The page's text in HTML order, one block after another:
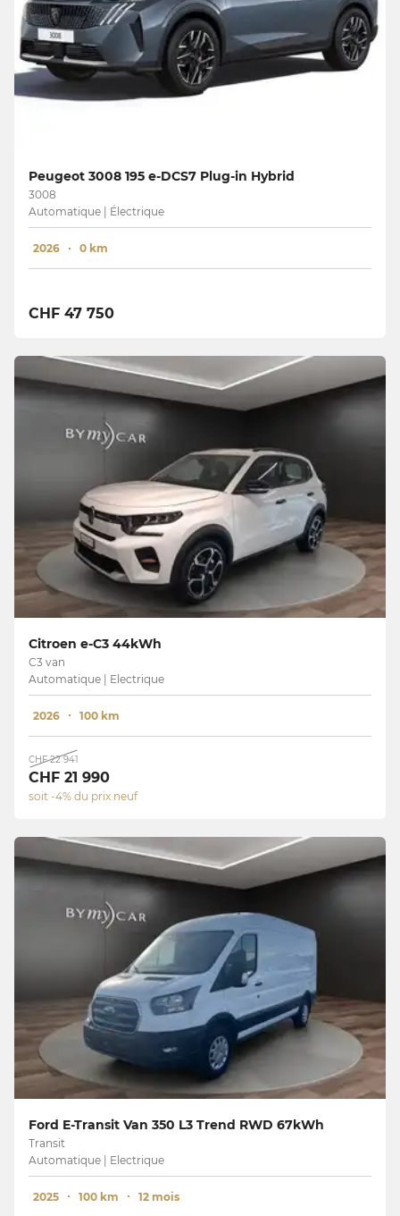
Peugeot 3008 195 e-DCS7 Plug-in Hybrid
3008
Automatique | Électrique
2026 0 km
CHF 47 750
Citroen e-C3 44kWh
C3 van
Automatique | Electrique
2026 100 km
CHF 22 941
CHF 21 990
soit -4% du prix neuf
Ford E-Transit Van 350 L3 Trend RWD 67kWh
Transit
Automatique | Electrique
2025 100 km 12 mois